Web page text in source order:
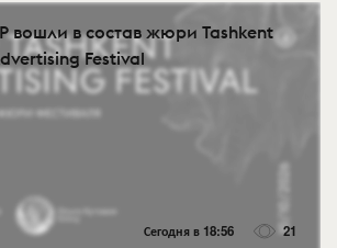
вошли в состав жюри Tashkent
Festival
Сегодня в 18:56 21